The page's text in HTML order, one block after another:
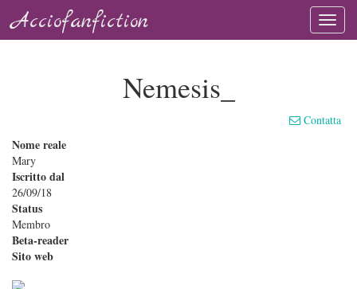
Acciofanfiction
Nemesis_
Contatta
Nome reale
Mary
Iscritto dal
26/09/18
Status
Membro
Beta-reader
Sito web